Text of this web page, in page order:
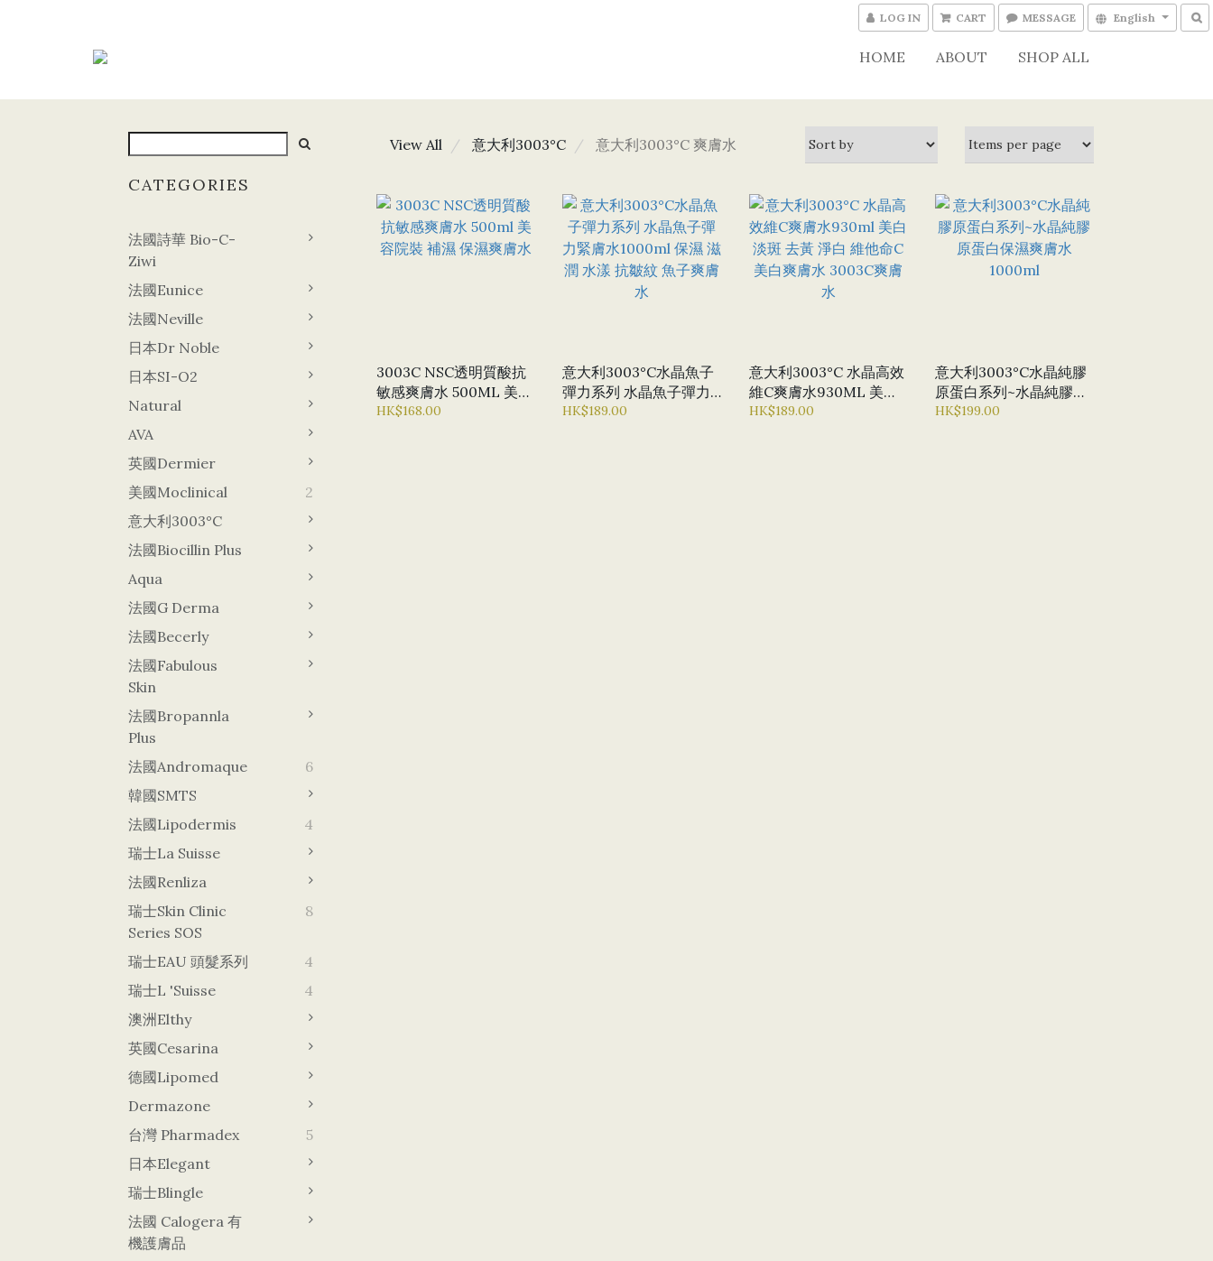
LOG IN CART MESSAGE English
HOME ABOUT SHOP ALL
CATEGORIES
法國詩華 Bio-C-
Ziwi
法國Eunice
法國Neville
日本Dr Noble
日本SI-O2
Natural
AVA
英國Dermier
美國Moclinical
2
意大利3003°C
法國Biocillin Plus
Aqua
法國G Derma
法國Becerly
法國Fabulous
Skin
法國Bropannla
Plus
法國Andromaque
6
韓國sMTS
法國Lipodermis
4
瑞士La Suisse
法國Renliza
瑞士Skin Clinic
Series SOS
8
瑞士EAU 頭髮系列
4
瑞士L 'Suisse
4
澳洲Elthy
英國Cesarina
德國lipomed
Dermazone
台灣 Pharmadex
5
日本Elegant
瑞士Blingle
法國 Calogera 有
機護膚品
View All 意大利3003°C 意大利3003°C 爽膚水
3003C NSC透明質酸抗
敏感爽膚水 500ML 美容
院裝 補濕 保濕爽膚水
HK$168.00
意大利3003°C水晶魚子
彈力系列 水晶魚子彈力
緊膚水1000ML 保濕 滋
HK$189.00
意大利3003°C 水晶高效
維C爽膚水930ML 美白
淡斑 去黃 淨白 維他命C
HK$189.00
意大利3003°C水晶純膠
原蛋白系列~水晶純膠原
蛋白保濕爽膚水1000ML
HK$199.00